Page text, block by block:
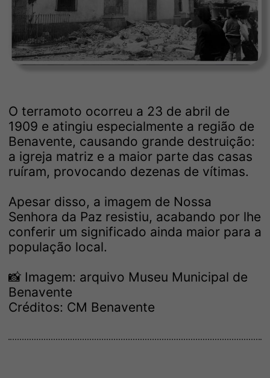
O terramoto ocorreu a 23 de abril de
1909 e atingiu especialmente a região de
Benavente, causando grande destruição:
a igreja matriz e a maior parte das casas
ruíram, provocando dezenas de vítimas.
Apesar disso, a imagem de Nossa
Senhora da Paz resistiu, acabando por lhe
conferir um significado ainda maior para a
população local.
📸 Imagem: arquivo Museu Municipal de
Benavente
Créditos: CM Benavente